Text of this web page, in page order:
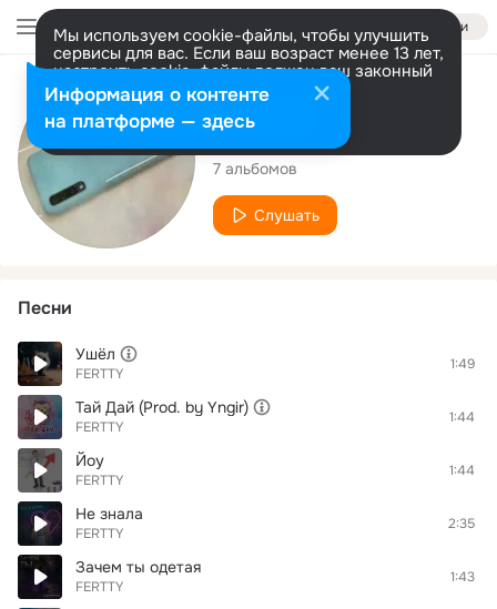
Войти
Мы используем cookie-файлы, чтобы улучшить
сервисы для вас. Если ваш возраст менее 13 лет,
настроить cookie-файлы должен ваш законный
представитель. Больше информации
Разрешить все Настроить
Исполнитель
FERTTY
7 альбомов
Слушать
Песни
Ушёл
FERTTY
1:49
Тай Дай (Prod. by Yngir)
FERTTY
1:44
Йоу
FERTTY
1:44
Не знала
FERTTY
2:35
Зачем ты одетая
FERTTY
1:43
Информация о контенте
на платформе — здесь